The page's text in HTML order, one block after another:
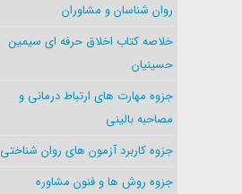
روان شناسان و مشاوران
خلاصه کتاب اخلاق حرفه ای سیمین
حسینیان
جزوه مهارت های ارتباط درمانی و
مصاحبه بالینی
جزوه کاربرد آزمون های روان شناختی
جزوه روش ها و فنون مشاوره